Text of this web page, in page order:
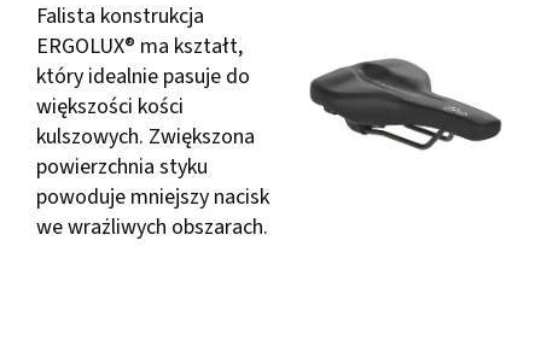
Falista konstrukcja
ERGOLUX® ma kształt,
który idealnie pasuje do
większości kości
kulszowych. Zwiększona
powierzchnia styku
powoduje mniejszy nacisk
we wrażliwych obszarach.